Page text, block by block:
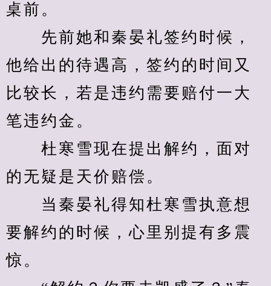
桌前。
先前她和秦晏礼签约时候，
他给出的待遇高，签约的时间又
比较长，若是违约需要赔付一大
笔违约金。
杜寒雪现在提出解约，面对
的无疑是天价赔偿。
当秦晏礼得知杜寒雪执意想
要解约的时候，心里别提有多震
惊。